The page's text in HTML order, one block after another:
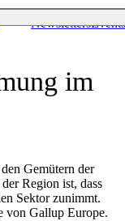
NewslettersEvents
im
Gemütern der
Region ist, dass
Sektor zunimmt.
von Gallup Europe.